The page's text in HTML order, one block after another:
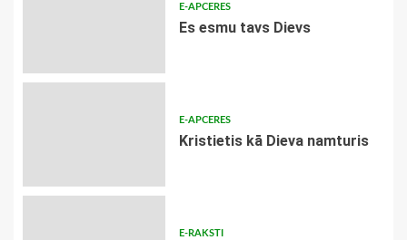
E-APCERES
Es esmu tavs Dievs
E-APCERES
Kristietis kā Dieva namturis
E-RAKSTI